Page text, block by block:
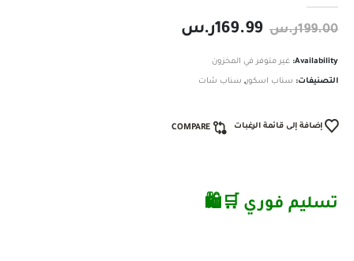
199.00ر.س 169.99ر.س
Availability: غير متوفر في المخزون
التصنيفات: سناب اسكور, سناب شات
إضافة إلى قائمة الرغبات COMPARE
تسليم فوري ️🛒🛍